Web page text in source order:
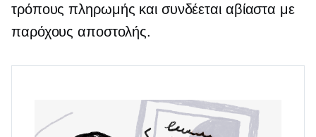
τρόπους πληρωμής και συνδέεται αβίαστα με
παρόχους αποστολής.